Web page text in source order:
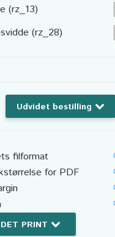
(rz_13)
(rz_28)
Udvidet bestilling
filformat
for PDF
PRINT